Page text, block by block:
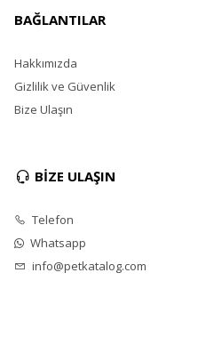
BAĞLANTILAR
Hakkımızda
Gizlilik ve Güvenlik
Bize Ulaşın
BİZE ULAŞIN
Telefon
Whatsapp
info@petkatalog.com